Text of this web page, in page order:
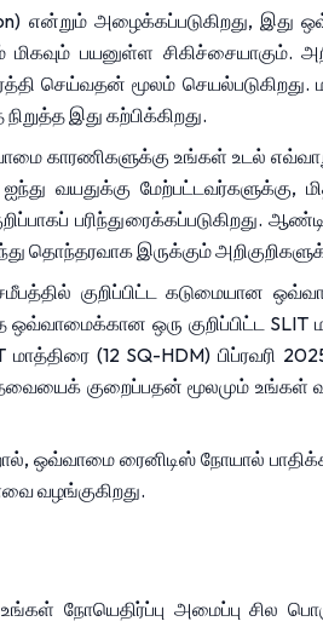
அழைக்கப்படுகிறது, இது
பயனுள்ள சிகிச்சையாகும்.
மூலம் செயல்படுகிறது.
இது கற்பிக்கிறது.
காரணிகளுக்கு உங்கள் உடல்
ஐந்து வயதுக்கு
பரிந்துரைக்கப்படுகிறது.
இருக்கும்
சமீபத்தில் குறிப்பிட்ட
ஒரு குறிப்பிட்ட
மாத்திரை (12 SQ-HDM) பிப்ரவரி
குறைப்பதன் மூலமும்
ஒவ்வாமை ரைனிடிஸ் நோயால்
வழங்குகிறது.
நோயெதிர்ப்பு அமைப்பு சில